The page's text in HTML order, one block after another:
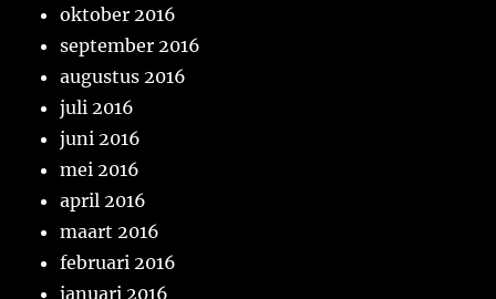
oktober 2016
september 2016
augustus 2016
juli 2016
juni 2016
mei 2016
april 2016
maart 2016
februari 2016
januari 2016